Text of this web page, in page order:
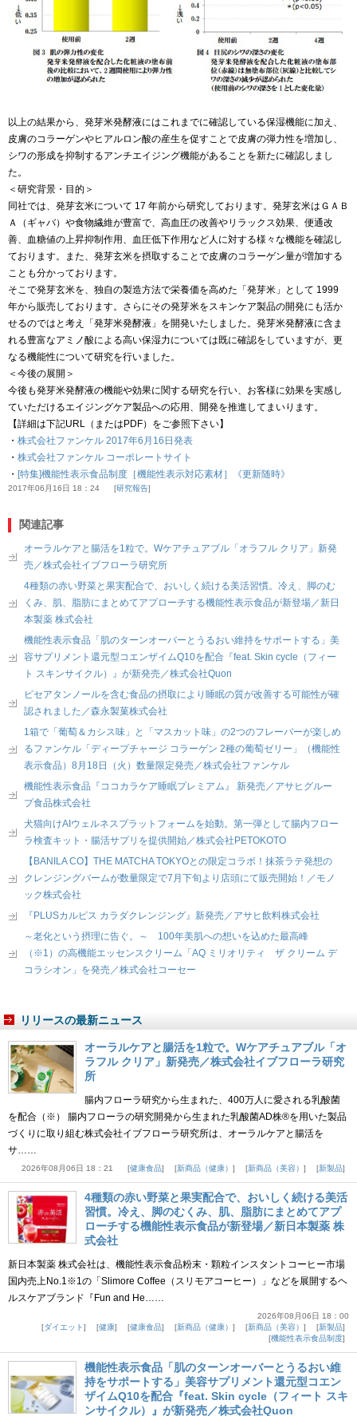
以上の結果から、発芽米発酵液にはこれまでに確認している保湿機能に加え、
皮膚のコラーゲンやヒアルロン酸の産生を促すことで皮膚の弾力性を増加し、
シワの形成を抑制するアンチエイジング機能があることを新たに確認しまし
た。
＜研究背景・目的＞
同社では、発芽玄米について 17 年前から研究しております。発芽玄米はＧＡＢ
Ａ（ギャバ）や食物繊維が豊富で、高血圧の改善やリラックス効果、便通改
善、血糖値の上昇抑制作用、血圧低下作用など人に対する様々な機能を確認し
ております。また、発芽玄米を摂取することで皮膚のコラーゲン量が増加する
ことも分かっております。
そこで発芽玄米を、独自の製造方法で栄養価を高めた「発芽米」として 1999
年から販売しております。さらにその発芽米をスキンケア製品の開発にも活か
せるのではと考え「発芽米発酵液」を開発いたしました。発芽米発酵液に含ま
れる豊富なアミノ酸による高い保湿力については既に確認をしていますが、更
なる機能性について研究を行いました。
＜今後の展開＞
今後も発芽米発酵液の機能や効果に関する研究を行い、お客様に効果を実感し
ていただけるエイジングケア製品への応用、開発を推進してまいります。
【詳細は下記URL（またはPDF）をご参照下さい】
・ 株式会社ファンケル 2017年6月16日発表
・ 株式会社ファンケル コーポレートサイト
・ [特集]機能性表示食品制度［機能性表示対応素材］《更新随時》
2017年06月16日 18：24 研究報告
関連記事
オーラルケアと腸活を1粒で。Wケアチュアブル「オラフル クリア」新発
売／株式会社イブフローラ研究所
4種類の赤い野菜と果実配合で、おいしく続ける美活習慣。冷え、脚のむ
くみ、肌、脂肪にまとめてアプローチする機能性表示食品が新登場／新日
本製薬 株式会社
機能性表示食品「肌のターンオーバーとうるおい維持をサポートする」美
容サプリメント還元型コエンザイムQ10を配合『feat. Skin cycle（フィー
ト スキンサイクル）』が新発売／株式会社Quon
ピセアタンノールを含む食品の摂取により睡眠の質が改善する可能性が確
認されました／森永製菓株式会社
1箱で「葡萄＆カシス味」と「マスカット味」の2つのフレーバーが楽しめ
るファンケル「ディープチャージ コラーゲン 2種の葡萄ゼリー」（機能性
表示食品）8月18日（火）数量限定発売／株式会社ファンケル
機能性表示食品『ココカラケア睡眠プレミアム』 新発売／アサヒグルー
プ食品株式会社
犬猫向けAIウェルネスプラットフォームを始動。第一弾として腸内フロー
ラ検査キット・腸活サプリを提供開始／株式会社PETOKOTO
【BANILA CO】THE MATCHA TOKYOとの限定コラボ！抹茶ラテ発想の
クレンジングバームが数量限定で7月下旬より店頭にて販売開始！／モノ
ック株式会社
『PLUSカルピス カラダクレンジング』新発売／アサヒ飲料株式会社
～老化という摂理に告ぐ。～ 100年美肌への想いを込めた最高峰
（※1）の高機能エッセンスクリーム「AQ ミリオリティ ザ クリーム デ
コラシオン」を発売／株式会社コーセー
リリースの最新ニュース
オーラルケアと腸活を1粒で。Wケアチュアブル「オ
ラフル クリア」新発売／株式会社イブフローラ研究
所
腸内フローラ研究から生まれた、400万人に愛される乳酸菌
を配合（※） 腸内フローラの研究開発から生まれた乳酸菌AD株®を用いた製品
づくりに取り組む株式会社イブフローラ研究所は、オーラルケアと腸活を
サ……
2026年08月06日 18：21 健康食品 新商品（健康） 新商品（美容） 新製品
4種類の赤い野菜と果実配合で、おいしく続ける美活
習慣。冷え、脚のむくみ、肌、脂肪にまとめてアプ
ローチする機能性表示食品が新登場／新日本製薬 株
式会社
新日本製薬 株式会社は、機能性表示食品粉末・顆粒インスタントコーヒー市場
国内売上No.1※1の「Slimore Coffee（スリモアコーヒー）」などを展開するヘ
ルスケアブランド『Fun and He……
2026年08月06日 18：00
ダイエット
健康 健康食品 新商品（健康） 新商品（美容）
新製品
機能性表示食品制度
機能性表示食品「肌のターンオーバーとうるおい維
持をサポートする」美容サプリメント還元型コエン
ザイムQ10を配合『feat. Skin cycle（フィート スキ
ンサイクル）』が新発売／株式会社Quon